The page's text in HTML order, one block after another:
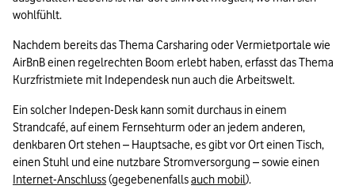
wohlfühlt.
Nachdem bereits das Thema Carsharing oder Vermietportale wie
AirBnB einen regelrechten Boom erlebt haben, erfasst das Thema
Kurzfristmiete mit Independesk nun auch die Arbeitswelt.
Ein solcher Indepen-Desk kann somit durchaus in einem
Strandcafé, auf einem Fernsehturm oder an jedem anderen,
denkbaren Ort stehen – Hauptsache, es gibt vor Ort einen Tisch,
Internet-Anschluss (gegebenenfalls auch mobil).